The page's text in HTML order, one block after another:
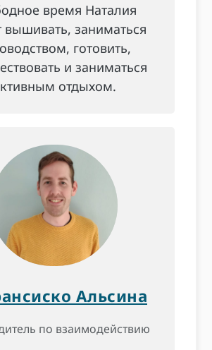
время Наталия
вышивать, заниматься
готовить,
и заниматься
отдыхом.
Альсина
по взаимодействию